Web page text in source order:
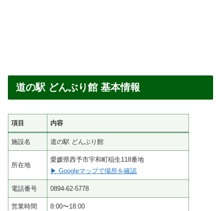
道の駅 どんぶり館 基本情報
項目 内容
施設名 道の駅 どんぶり館
所在地
愛媛県西予市宇和町稲生118番地
▶ Googleマップで場所を確認
電話番号 0894-62-5778
営業時間 8:00〜18:00